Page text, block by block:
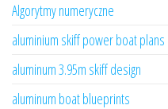
Algorytmy numeryczne
aluminium skiff power boat plans
aluminum 3.95m skiff design
aluminum boat blueprints